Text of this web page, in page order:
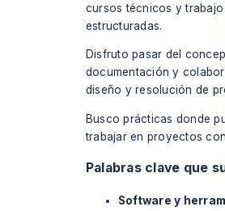
cursos técnicos y
estructuradas.
Disfruto pasar del
documentación y
diseño y resolución de
Busco prácticas donde
trabajar en proyectos
Palabras clave que
Software y